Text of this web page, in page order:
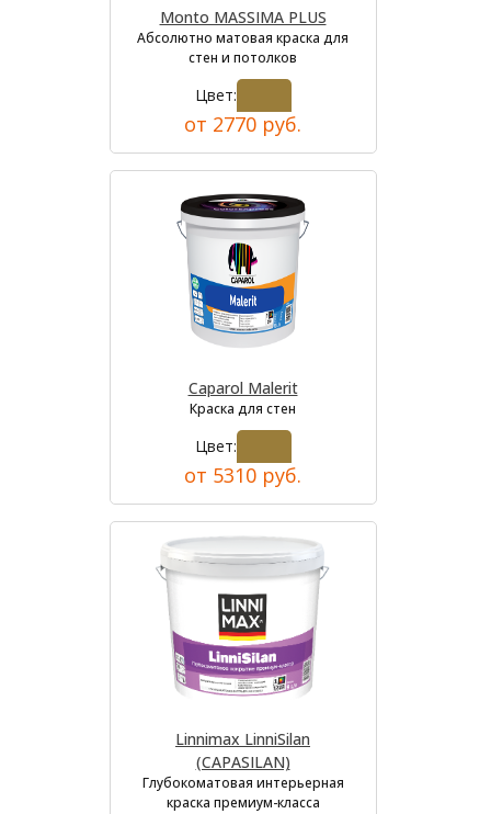
Monto MASSIMA PLUS
Абсолютно матовая краска для
стен и потолков
Цвет:
от 2770 руб.
Caparol Malerit
Краска для стен
Цвет:
от 5310 руб.
Linnimax LinniSilan
(CAPASILAN)
Глубокоматовая интерьерная
краска премиум-класса